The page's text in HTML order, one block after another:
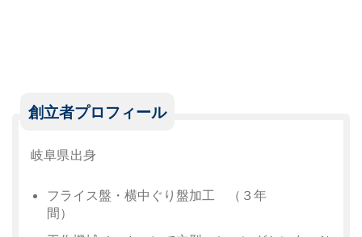
創立者プロフィール
岐阜県出身
フライス盤・横中ぐり盤加工 （３年
間